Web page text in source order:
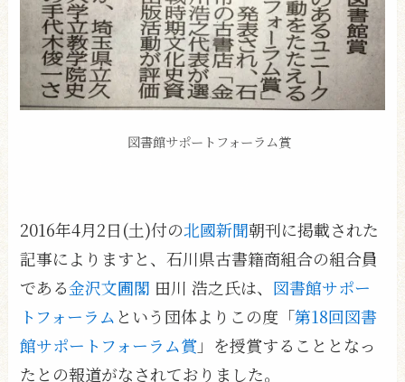
図書館サポートフォーラム賞
2016年4月2日(土)付の北國新聞朝刊に掲載された
記事によりますと、石川県古書籍商組合の組合員
である金沢文圃閣 田川 浩之氏は、 図書館サポー
トフォーラム という団体よりこの度「第18回図書
館サポートフォーラム賞」を授賞することとなっ
たとの報道がなされておりました。